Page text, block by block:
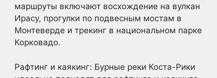
маршруты включают восхождение на вулкан
Ирасу, прогулки по подвесным мостам в
Монтеверде и трекинг в национальном парке
Корковадо.
Рафтинг и каякинг: Бурные реки Коста-Рики